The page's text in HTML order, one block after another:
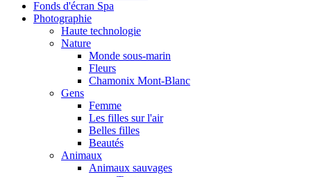
Fonds d'écran Spa
Photographie
Haute technologie
Nature
Monde sous-marin
Fleurs
Chamonix Mont-Blanc
Gens
Femme
Les filles sur l'air
Belles filles
Beautés
Animaux
Animaux sauvages